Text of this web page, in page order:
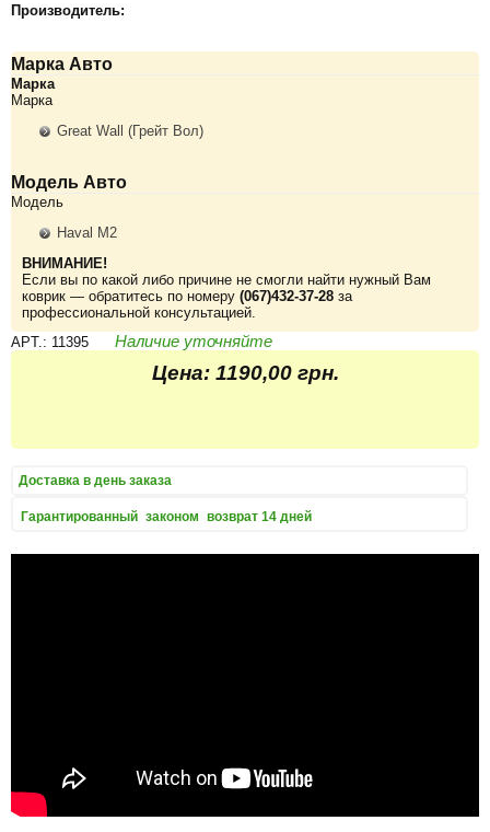
Производитель:
Марка Авто
Марка
Марка
Great Wall (Грейт Вол)
Модель Авто
Модель
Haval M2
ВНИМАНИЕ!
Если вы по какой либо причине не смогли найти нужный Вам
коврик — обратитесь по номеру (067)432-37-28 за
профессиональной консультацией.
APT.: 11395
Наличие уточняйте
Цена: 1190,00 грн.
Доставка в день заказа
Гарантированный законом возврат 14 дней